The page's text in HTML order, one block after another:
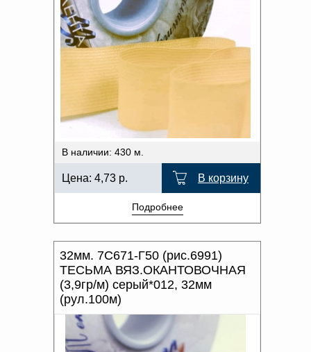
В наличии: 430 м.
Цена: 4,73 р. В корзину
Подробнее
32мм. 7С671-Г50 (рис.6991)
ТЕСЬМА ВЯЗ.ОКАНТОВОЧНАЯ
(3,9гр/м) серый*012, 32мм
(рул.100м)